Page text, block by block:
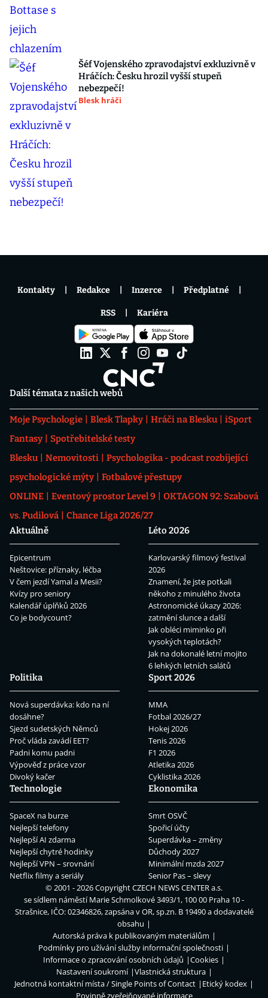
Šéf Vojenského zpravodajství exkluzivně v
Hráčích: Česku hrozil vyšší stupeň
nebezpečí!
Blesk hráči
Další témata z našich webů
Moje Psychologie Blesk Tlapky Hráči na Blesku
iSport
Fantasy
Spotřebitelské testy
Blesku
Nemovitosti
Psychologika - podcast rozbíjející
psychologické mýty
Fotbalové přestupy
ONLINE
Eventový prostor Level 9
OKTAGON 92: Szabová
vs. Pudilová
Chance Liga 2026/27
Aktuálně
Epicentrum
Neštovice: příznaky, léčba
V čem jezdí Yamal a Mesii?
Kvízy pro seniory
Kalendář úplňků 2026
Co je bodycount?
Léto 2026
Karlovarský filmový festival
2026
Znamení, že jste potkali
někoho z minulého života
Astronomické úkazy 2026:
zatmění slunce a další
Jak obléci miminko při
vysokých teplotách?
Jak na dokonalé letní mojito
6 lehkých letních salátů
Politika
Nová superdávka: kdo na ní
dosáhne?
Sjezd sudetských Němců
Proč vláda zavádí EET?
Padni komu padni
Výpověď z práce vzor
Divoký kačer
Sport 2026
MMA
Fotbal 2026/27
Hokej 2026
Tenis 2026
F1 2026
Atletika 2026
Cyklistika 2026
Technologie
SpaceX na burze
Nejlepší telefony
Nejlepší AI zdarma
Nejlepší chytré hodinky
Nejlepší VPN – srovnání
Netflix filmy a seriály
Ekonomika
Smrt OSVČ
Spořicí účty
Superdávka – změny
Důchody 2027
Minimální mzda 2027
Senior Pas – slevy
Kontakty Redakce Inzerce Předplatné
RSS Kariéra
© 2001 - 2026 CopyrightCZECH NEWS CENTER a.s.
se sídlem náměstí Marie Schmolkové 3493/1, 100 00 Praha 10 -
Strašnice, IČO: 02346826, zapsána v OR, sp.zn. B 19490 a dodavatelé
obsahu
Autorská práva k publikovaným materiálům
Podmínky pro užívání služby informační společnosti
Informace o zpracování osobních údajů
Cookies
Nastavení soukromí
Vlastnická struktura
Jednotná kontaktní místa / Single Points of Contact
Etický kodex
Povinně zveřejňované informace